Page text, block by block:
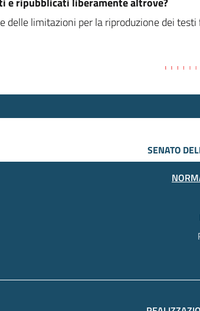
delle limitazioni per la riproduzione dei
SENATO